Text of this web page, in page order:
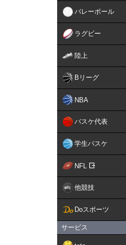
バレーボール
ラグビー
陸上
Bリーグ
NBA
バスケ代表
学生バスケ
NFL
他競技
Doスポーツ
サービス